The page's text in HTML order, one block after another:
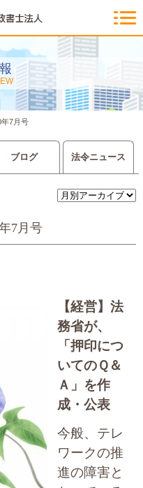
7月号
ブログ 法令ニュース
7月号
【経営】 法
務省が、
「押印につ
いてのＱ＆
Ａ」を作
成・公表
今般、テレ
ワークの推
進の障害と
イリスの紹介
表ご挨拶・経営理念・アイリス
のお約束
会社概要・アクセスマップ
ービス一覧
入管等外国人各種手続き
設業許可申請
大切な書類作成サポート
その他各種手続き
の目安
績一覧
客様の声